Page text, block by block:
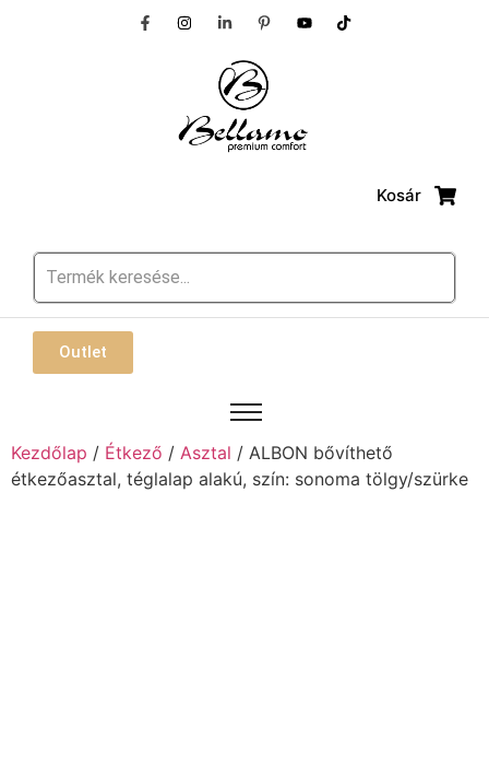
Kosár
Outlet
Kezdőlap / Étkező / Asztal / ALBON bővíthető
étkezőasztal, téglalap alakú, szín: sonoma tölgy/szürke